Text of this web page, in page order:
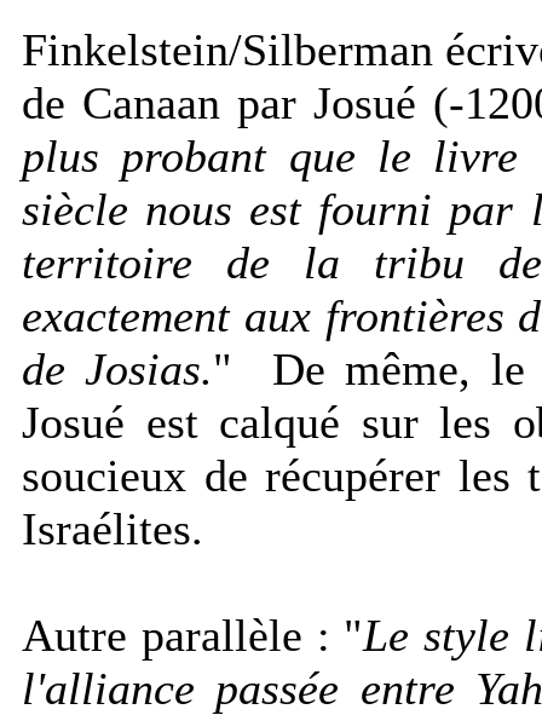
Finkelstein/Silberman
de Canaan par Josué (-
plus probant que le
siècle nous est fourni par
territoire de la tribu de
exactement aux frontières
de Josias." De même, le
Josué est calqué sur les
soucieux de récupérer
Israélites.
Autre parallèle : "Le style
l'alliance passée entre